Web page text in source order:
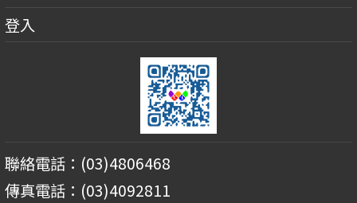
登入
聯絡電話：(03)4806468
傳真電話：(03)4092811